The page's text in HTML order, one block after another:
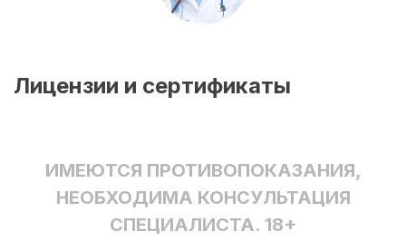
Лицензии и сертификаты
ИМЕЮТСЯ ПРОТИВОПОКАЗАНИЯ,
НЕОБХОДИМА КОНСУЛЬТАЦИЯ
СПЕЦИАЛИСТА. 18+